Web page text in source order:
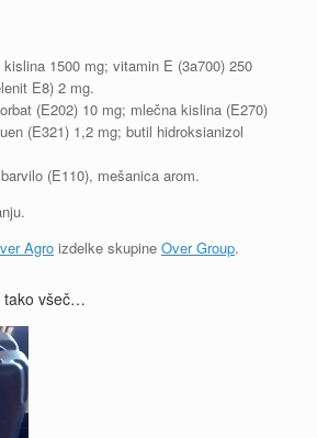
1500 mg; vitamin E (3a700) 250
E8) 2 mg.
(E202) 10 mg; mlečna kislina (E270)
(E321) 1,2 mg; butil hidroksianizol
(E110), mešanica arom.
Agro izdelke skupine Over Group.
tako všeč…